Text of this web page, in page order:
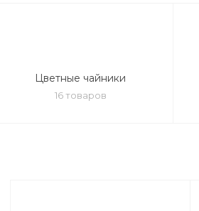
Цветные чайники
16 товаров